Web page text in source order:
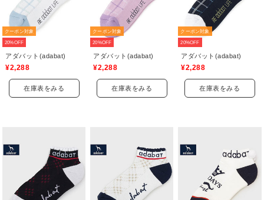
クーポン対象
20%OFF
アダバット(adabat)
¥2,288
在庫表をみる
クーポン対象
20%OFF
アダバット(adabat)
¥2,288
在庫表をみる
クーポン対象
20%OFF
アダバット(adabat)
¥2,288
在庫表をみる